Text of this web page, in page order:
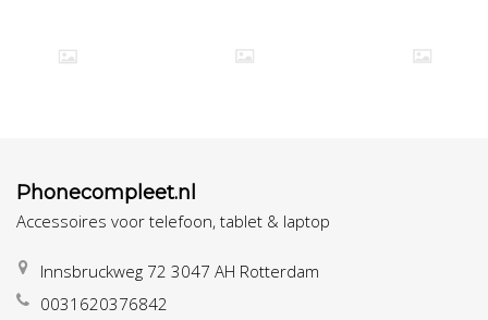
Phonecompleet.nl
Accessoires voor telefoon, tablet & laptop
Innsbruckweg 72 3047 AH Rotterdam
0031620376842